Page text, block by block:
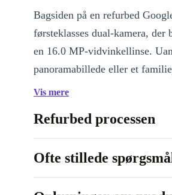
Bagsiden på en refurbed
førsteklasses dual-kamera, der
en 16.0 MP-vidvinkellinse.
panoramabillede eller et
professionelle billeder med
Yderligere premium-features
HDR10+-teknologi og en
mulighed for at bruge to numre
Vis mere
Refurbed processen
Ofte stillede